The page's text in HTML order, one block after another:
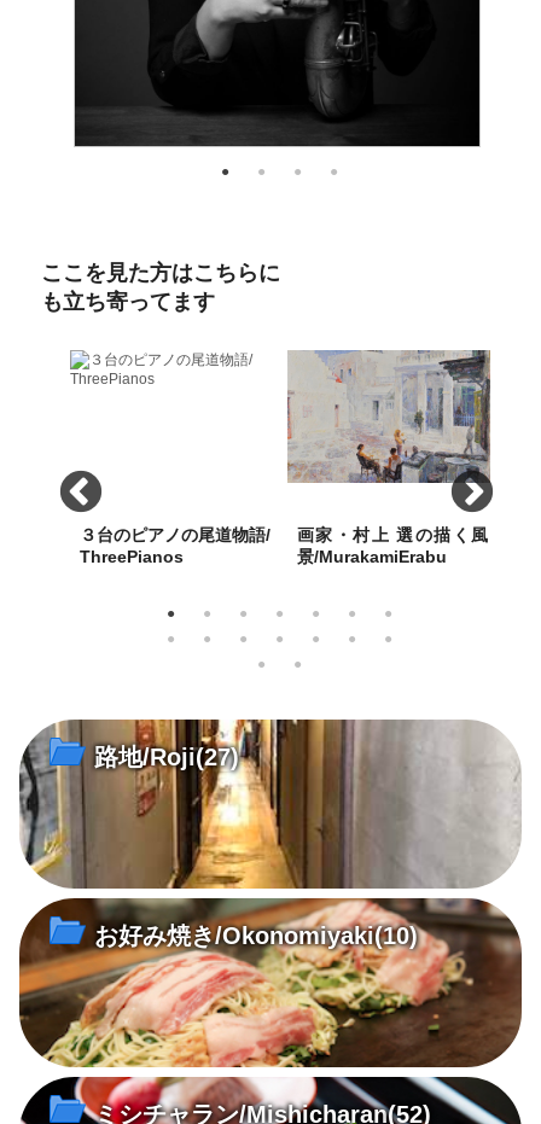
ここを見た方はこちらに
も立ち寄ってます
３台のピアノの尾道物語/
ThreePianos
歴史都市・尾道にふさわしい
画家・村上 選の描く風
景/MurakamiErabu
特徴ある白の色使いと温もり
き続ける。
路地/Roji(27)
お好み焼き/Okonomiyaki(10)
ミシチャラン/Mishicharan(52)